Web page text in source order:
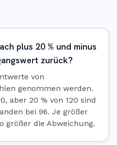
plus 20 % und minus
zurück?
von
genommen werden.
aber 20 % von 120 sind
bei 96. Je größer
größer die Abweichung.